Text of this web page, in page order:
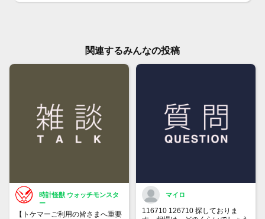
関連するみんなの投稿
時計怪獣 ウォッチモンスタ
ー
【トケマーご利用の皆さまへ重要
マイロ
116710 126710 探しておりま